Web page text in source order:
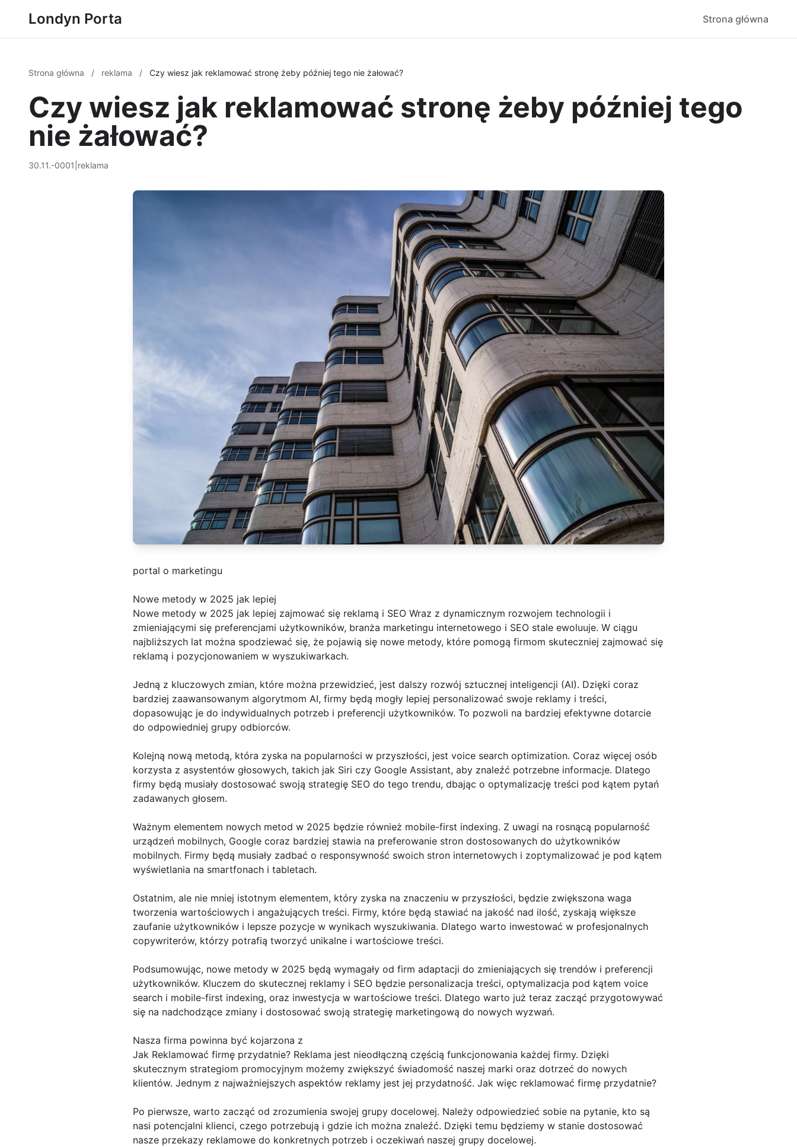
Londyn Porta Strona główna
Strona główna / reklama / Czy wiesz jak reklamować stronę żeby później tego nie żałować?
Czy wiesz jak reklamować stronę żeby później tego
nie żałować?
30.11.-0001 reklama
portal o marketingu
Nowe metody w 2025 jak lepiej
Nowe metody w 2025 jak lepiej zajmować się reklamą i SEO Wraz z dynamicznym rozwojem technologii i
zmieniającymi się preferencjami użytkowników, branża marketingu internetowego i SEO stale ewoluuje. W ciągu
najbliższych lat można spodziewać się, że pojawią się nowe metody, które pomogą firmom skuteczniej zajmować się
reklamą i pozycjonowaniem w wyszukiwarkach.
Jedną z kluczowych zmian, które można przewidzieć, jest dalszy rozwój sztucznej inteligencji (AI). Dzięki coraz
bardziej zaawansowanym algorytmom AI, firmy będą mogły lepiej personalizować swoje reklamy i treści,
dopasowując je do indywidualnych potrzeb i preferencji użytkowników. To pozwoli na bardziej efektywne dotarcie
do odpowiedniej grupy odbiorców.
Kolejną nową metodą, która zyska na popularności w przyszłości, jest voice search optimization. Coraz więcej osób
korzysta z asystentów głosowych, takich jak Siri czy Google Assistant, aby znaleźć potrzebne informacje. Dlatego
firmy będą musiały dostosować swoją strategię SEO do tego trendu, dbając o optymalizację treści pod kątem pytań
zadawanych głosem.
Ważnym elementem nowych metod w 2025 będzie również mobile-first indexing. Z uwagi na rosnącą popularność
urządzeń mobilnych, Google coraz bardziej stawia na preferowanie stron dostosowanych do użytkowników
mobilnych. Firmy będą musiały zadbać o responsywność swoich stron internetowych i zoptymalizować je pod kątem
wyświetlania na smartfonach i tabletach.
Ostatnim, ale nie mniej istotnym elementem, który zyska na znaczeniu w przyszłości, będzie zwiększona waga
tworzenia wartościowych i angażujących treści. Firmy, które będą stawiać na jakość nad ilość, zyskają większe
zaufanie użytkowników i lepsze pozycje w wynikach wyszukiwania. Dlatego warto inwestować w profesjonalnych
copywriterów, którzy potrafią tworzyć unikalne i wartościowe treści.
Podsumowując, nowe metody w 2025 będą wymagały od firm adaptacji do zmieniających się trendów i preferencji
użytkowników. Kluczem do skutecznej reklamy i SEO będzie personalizacja treści, optymalizacja pod kątem voice
search i mobile-first indexing, oraz inwestycja w wartościowe treści. Dlatego warto już teraz zacząć przygotowywać
się na nadchodzące zmiany i dostosować swoją strategię marketingową do nowych wyzwań.
Nasza firma powinna być kojarzona z
Jak Reklamować firmę przydatnie? Reklama jest nieodłączną częścią funkcjonowania każdej firmy. Dzięki
skutecznym strategiom promocyjnym możemy zwiększyć świadomość naszej marki oraz dotrzeć do nowych
klientów. Jednym z najważniejszych aspektów reklamy jest jej przydatność. Jak więc reklamować firmę przydatnie?
Po pierwsze, warto zacząć od zrozumienia swojej grupy docelowej. Należy odpowiedzieć sobie na pytanie, kto są
nasi potencjalni klienci, czego potrzebują i gdzie ich można znaleźć. Dzięki temu będziemy w stanie dostosować
nasze przekazy reklamowe do konkretnych potrzeb i oczekiwań naszej grupy docelowej.